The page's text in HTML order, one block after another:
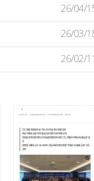
26/04/
26/03/
26/02/